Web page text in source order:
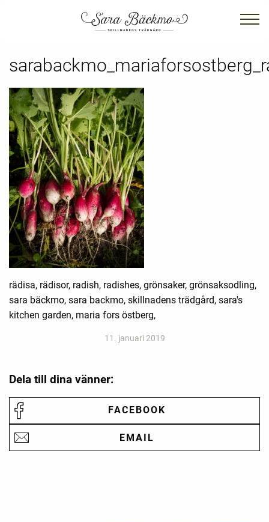
rädisa, rädisor, radish, radishes, grönsaker, grönsaksodling,
sara bäckmo, sara backmo, skillnadens trädgård, sara's
kitchen garden, maria fors östberg,
11. januari 2019
Dela till dina vänner:
FACEBOOK
EMAIL